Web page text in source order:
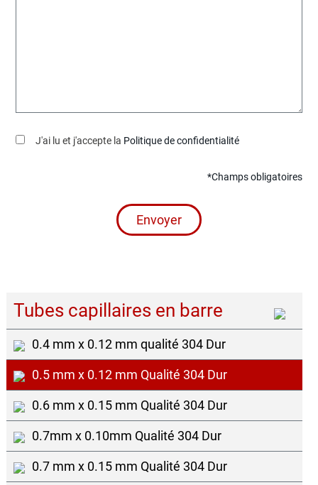
Tubes capillaires en barre
0.4 mm x 0.12 mm qualité 304 Dur
0.5 mm x 0.12 mm Qualité 304 Dur
0.6 mm x 0.15 mm Qualité 304 Dur
0.7mm x 0.10mm Qualité 304 Dur
0.7 mm x 0.15 mm Qualité 304 Dur
J'ai lu et j'accepte la Politique de confidentialité
*Champs obligatoires
Envoyer